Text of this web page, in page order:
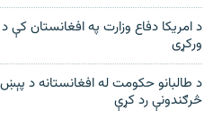
د امریکا دفاع وزارت په افغانستان کې
ورکړی
د طالبانو حکومت له افغانستانه د
څرګندونې رد کړې